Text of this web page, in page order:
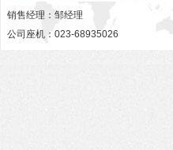
销售经理：邹经理
公司座机：023-68935026